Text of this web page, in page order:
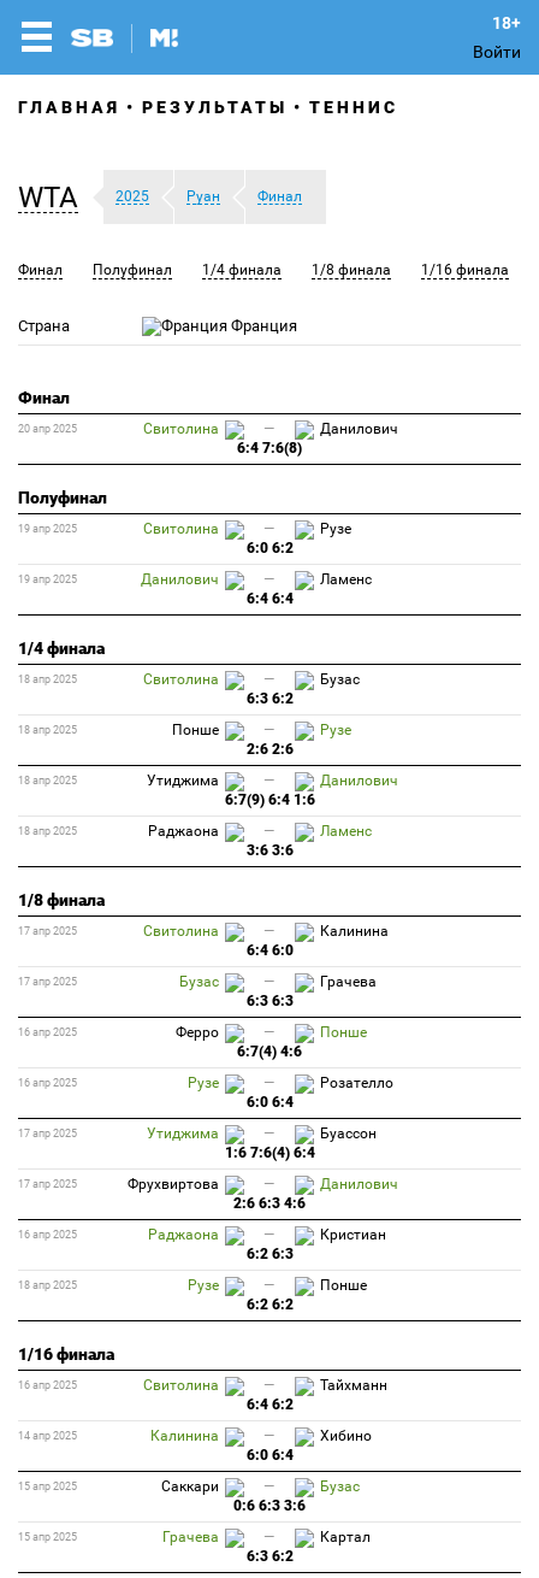
Войти
ГЛАВНАЯ РЕЗУЛЬТАТЫ ТЕННИС
WTA 2025 Руан Финал
Финал Полуфинал 1/4 финала 1/8 финала 1/16 финала
Страна Франция
Финал
20 апр 2025 Свитолина —
Данилович
6:4 7:6(8)
Полуфинал
19 апр 2025 Свитолина —
Рузе
6:0 6:2
19 апр 2025 Данилович —
Ламенс
6:4 6:4
1/4 финала
18 апр 2025 Свитолина —
Бузас
6:3 6:2
18 апр 2025 Понше —
Рузе
2:6 2:6
18 апр 2025 Утиджима —
Данилович
6:7(9) 6:4 1:6
18 апр 2025 Раджаона —
Ламенс
3:6 3:6
1/8 финала
17 апр 2025 Свитолина —
Калинина
6:4 6:0
17 апр 2025 Бузас —
Грачева
6:3 6:3
16 апр 2025 Ферро —
Понше
6:7(4) 4:6
16 апр 2025 Рузе —
Розателло
6:0 6:4
17 апр 2025 Утиджима —
Буассон
1:6 7:6(4) 6:4
17 апр 2025 Фрухвиртова —
Данилович
2:6 6:3 4:6
16 апр 2025 Раджаона —
Кристиан
6:2 6:3
18 апр 2025 Рузе —
Понше
6:2 6:2
1/16 финала
16 апр 2025 Свитолина —
Тайхманн
6:4 6:2
14 апр 2025 Калинина —
Хибино
6:0 6:4
15 апр 2025 Саккари —
Бузас
0:6 6:3 3:6
15 апр 2025 Грачева —
Картал
6:3 6:2